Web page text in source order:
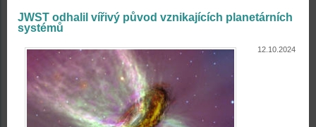
JWST odhalil vířivý původ vznikajících planetárních
systémů
12.10.2024